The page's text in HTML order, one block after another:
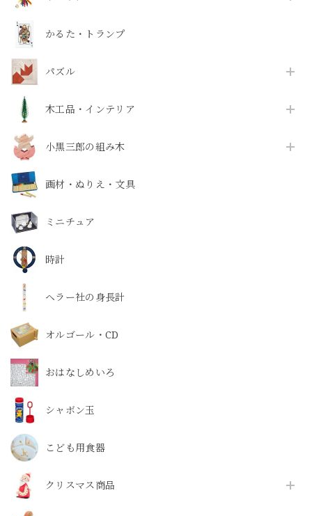
かるた・トランプ
パズル
木工品・インテリア
小黒三郎の組み木
画材・ぬりえ・文具
ミニチュア
時計
ヘラー社の身長計
オルゴール・CD
おはなしめいろ
シャボン玉
こども用食器
クリスマス商品